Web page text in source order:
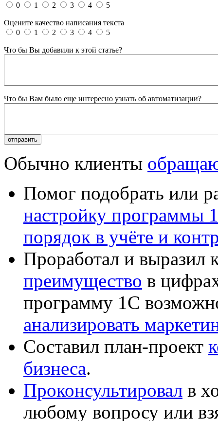
0
1 2 3 4 5
Оцените качество написания текста
0
1 2 3 4 5
Что бы Вы добавили к этой статье?
Что бы Вам было еще интересно узнать об автоматизации?
Обычно клиенты
Помог подобрать или
настройку программы
порядок в учёте и
Проработал и выразил
преимущество в
программу 1С
анализировать
Составил план-проект
бизнеса.
Проконсультировал в
любому вопросу или